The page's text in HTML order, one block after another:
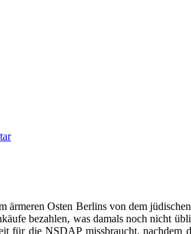
ärmeren Osten Berlins von dem
bezahlen, was damals noch nicht
für die NSDAP missbraucht,